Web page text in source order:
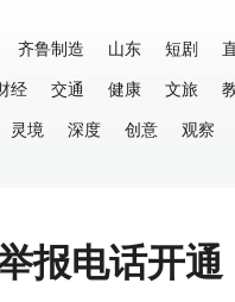
齐鲁制造 山东 短剧
经 交通 健康 文旅
灵境 深度 创意 观察
报电话开通